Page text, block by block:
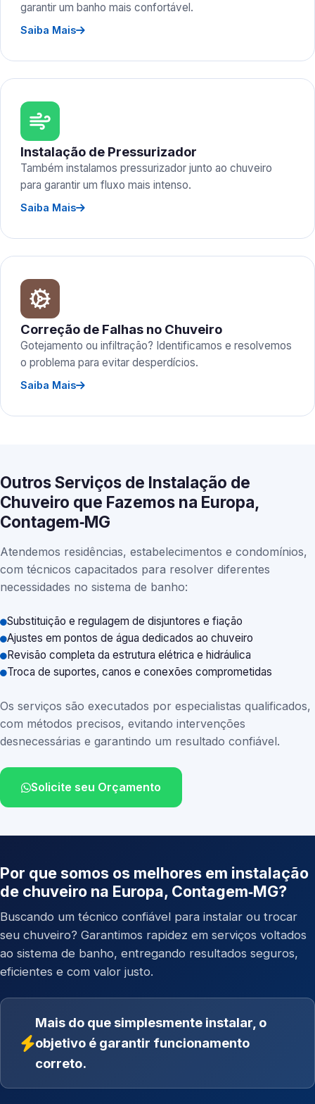
garantir um banho mais confortável.
Saiba Mais
Instalação de Pressurizador
Também instalamos pressurizador junto ao chuveiro
para garantir um fluxo mais intenso.
Saiba Mais
Correção de Falhas no Chuveiro
Gotejamento ou infiltração? Identificamos e resolvemos
o problema para evitar desperdícios.
Saiba Mais
Outros Serviços de Instalação de
Chuveiro que Fazemos na Europa,
Contagem‑MG
Atendemos residências, estabelecimentos e condomínios,
com técnicos capacitados para resolver diferentes
necessidades no sistema de banho:
Substituição e regulagem de disjuntores e fiação
Ajustes em pontos de água dedicados ao chuveiro
Revisão completa da estrutura elétrica e hidráulica
Troca de suportes, canos e conexões comprometidas
Os serviços são executados por especialistas qualificados,
com métodos precisos, evitando intervenções
desnecessárias e garantindo um resultado confiável.
Solicite seu Orçamento
Por que somos os melhores em instalação
de chuveiro na Europa, Contagem‑MG?
Buscando um técnico confiável para instalar ou trocar
seu chuveiro? Garantimos rapidez em serviços voltados
ao sistema de banho, entregando resultados seguros,
eficientes e com valor justo.
Mais do que simplesmente instalar, o
objetivo é garantir funcionamento
correto.